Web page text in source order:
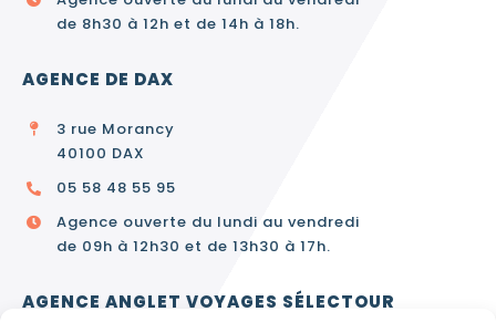
de 8h30 à 12h et de 14h à 18h.
AGENCE DE DAX
3 rue Morancy
40100 DAX
05 58 48 55 95
Agence ouverte du lundi au vendredi
de 09h à 12h30 et de 13h30 à 17h.
AGENCE ANGLET VOYAGES SÉLECTOUR